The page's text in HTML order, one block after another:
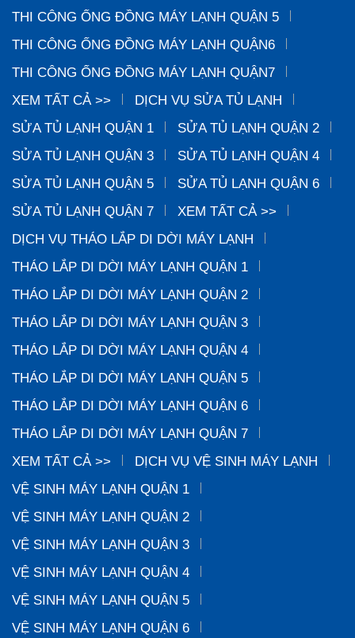
THI CÔNG ỐNG ĐỒNG MÁY LẠNH QUẬN 5
THI CÔNG ỐNG ĐỒNG MÁY LẠNH QUẬN6
THI CÔNG ỐNG ĐỒNG MÁY LẠNH QUẬN7
XEM TẤT CẢ >>
DỊCH VỤ SỬA TỦ LẠNH
SỬA TỦ LẠNH QUẬN 1
SỬA TỦ LẠNH QUẬN 2
SỬA TỦ LẠNH QUẬN 3
SỬA TỦ LẠNH QUẬN 4
SỬA TỦ LẠNH QUẬN 5
SỬA TỦ LẠNH QUẬN 6
SỬA TỦ LẠNH QUẬN 7
XEM TẤT CẢ >>
DỊCH VỤ THÁO LẮP DI DỜI MÁY LẠNH
THÁO LẮP DI DỜI MÁY LẠNH QUẬN 1
THÁO LẮP DI DỜI MÁY LẠNH QUẬN 2
THÁO LẮP DI DỜI MÁY LẠNH QUẬN 3
THÁO LẮP DI DỜI MÁY LẠNH QUẬN 4
THÁO LẮP DI DỜI MÁY LẠNH QUẬN 5
THÁO LẮP DI DỜI MÁY LẠNH QUẬN 6
THÁO LẮP DI DỜI MÁY LẠNH QUẬN 7
XEM TẤT CẢ >>
DỊCH VỤ VỆ SINH MÁY LẠNH
VỆ SINH MÁY LẠNH QUẬN 1
VỆ SINH MÁY LẠNH QUẬN 2
VỆ SINH MÁY LẠNH QUẬN 3
VỆ SINH MÁY LẠNH QUẬN 4
VỆ SINH MÁY LẠNH QUẬN 5
VỆ SINH MÁY LẠNH QUẬN 6